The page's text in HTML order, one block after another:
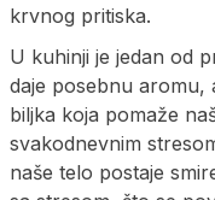
krvnog pritiska.
U kuhinji je jedan od
daje posebnu aromu,
biljka koja pomaže
svakodnevnim
naše telo postaje